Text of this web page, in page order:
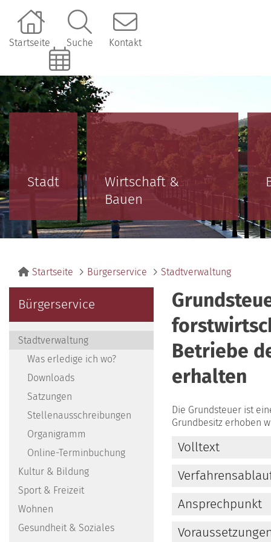
Startseite Suche Kontakt
Online-Terminbuchung
Stadt
Wirtschaft &
Bauen
Startseite Bürgerservice Stadtverwaltung
Bürgerservice
Stadtverwaltung
Was erledige ich wo?
Downloads
Satzungen
Stellenausschreibungen
Organigramm
Online-Terminbuchung
Kultur & Bildung
Sport & Freizeit
Wohnen
Gesundheit & Soziales
Betriebe
erhalten
Die Grundsteuer ist
Grundbesitz erhoben
Volltext
Ansprechpunkt